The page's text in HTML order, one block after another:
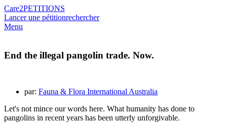
Care2PETITIONS
Lancer une pétitionrechercher
Menu
End the illegal pangolin trade. Now.
par: Fauna & Flora International Australia
Let's not mince our words here. What humanity has done to
pangolins in recent years has been utterly unforgivable.